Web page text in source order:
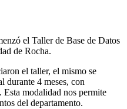
el Taller de Base de Datos
de Rocha.
el taller, el mismo se
durante 4 meses, con
Esta modalidad nos permite
del departamento.